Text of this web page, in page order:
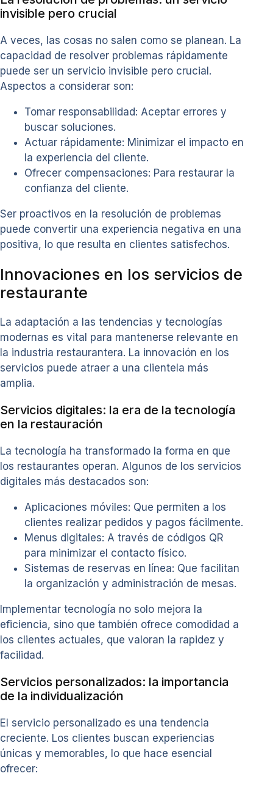
invisible pero crucial
A veces, las cosas no salen como se planean. La
capacidad de resolver problemas rápidamente
puede ser un servicio invisible pero crucial.
Aspectos a considerar son:
Tomar responsabilidad: Aceptar errores y
buscar soluciones.
Actuar rápidamente: Minimizar el impacto en
la experiencia del cliente.
Ofrecer compensaciones: Para restaurar la
confianza del cliente.
Ser proactivos en la resolución de problemas
puede convertir una experiencia negativa en una
positiva, lo que resulta en clientes satisfechos.
Innovaciones en los servicios de
restaurante
La adaptación a las tendencias y tecnologías
modernas es vital para mantenerse relevante en
la industria restaurantera. La innovación en los
servicios puede atraer a una clientela más
amplia.
Servicios digitales: la era de la tecnología
en la restauración
La tecnología ha transformado la forma en que
los restaurantes operan. Algunos de los servicios
digitales más destacados son:
Aplicaciones móviles: Que permiten a los
clientes realizar pedidos y pagos fácilmente.
Menus digitales: A través de códigos QR
para minimizar el contacto físico.
Sistemas de reservas en línea: Que facilitan
la organización y administración de mesas.
Implementar tecnología no solo mejora la
eficiencia, sino que también ofrece comodidad a
los clientes actuales, que valoran la rapidez y
facilidad.
Servicios personalizados: la importancia
de la individualización
El servicio personalizado es una tendencia
creciente. Los clientes buscan experiencias
únicas y memorables, lo que hace esencial
ofrecer: